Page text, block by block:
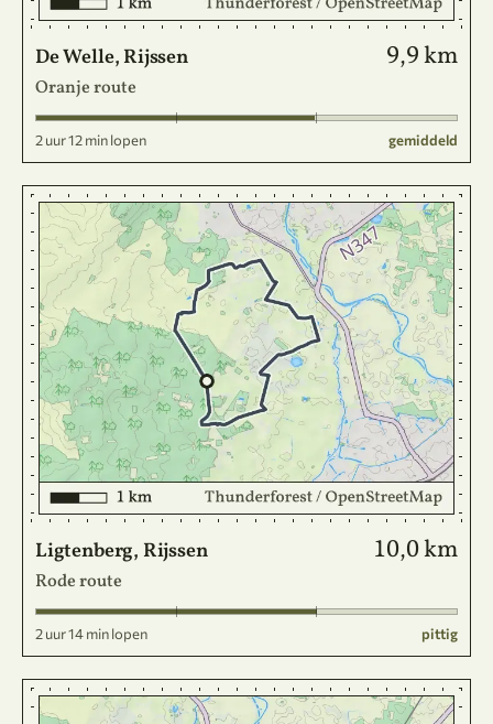
De Welle, Rijssen 9,9 km
Oranje route
2 uur 12 min lopen gemiddeld
Ligtenberg, Rijssen 10,0 km
Rode route
2 uur 14 min lopen pittig